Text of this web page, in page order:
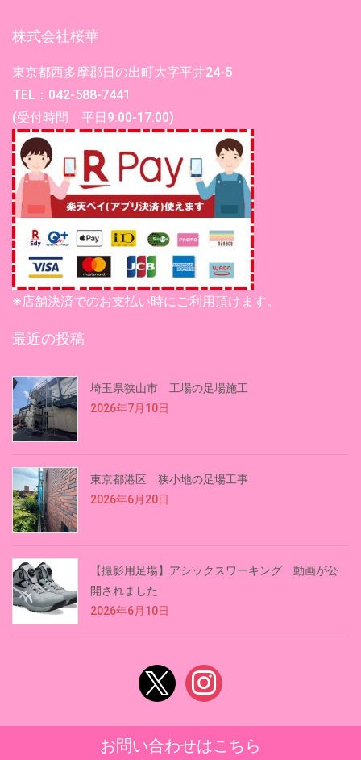
株式会社桜華
東京都西多摩郡日の出町大字平井24-5
TEL：042-588-7441
(受付時間 平日9:00-17:00)
※店舗決済でのお支払い時にご利用頂けます。
最近の投稿
埼玉県狭山市 工場の足場施工
2026年7月10日
東京都港区 狭小地の足場工事
2026年6月20日
【撮影用足場】アシックスワーキング 動画が公
開されました
2026年6月10日
x instagram
お問い合わせはこちら